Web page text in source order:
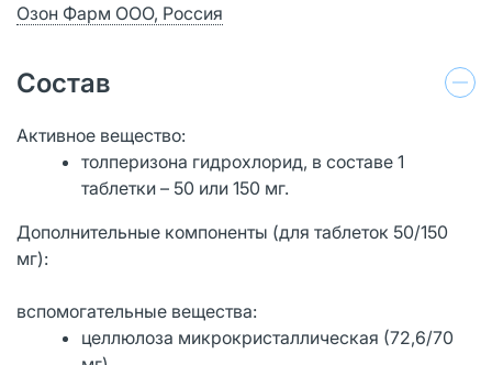
Озон Фарм ООО, Россия
Состав
Активное вещество:
толперизона гидрохлорид, в составе 1
таблетки – 50 или 150 мг.
Дополнительные компоненты (для таблеток 50/150
мг):
вспомогательные вещества:
целлюлоза микрокристаллическая (72,6/70